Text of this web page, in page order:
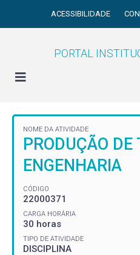
ACESSIBILIDADE
PORTAL
NOME DA ATIVIDADE
PRODUÇÃO DE
ENGENHARIA
CÓDIGO
22000371
CARGA HORÁRIA
30 horas
TIPO DE ATIVIDADE
DISCIPLINA